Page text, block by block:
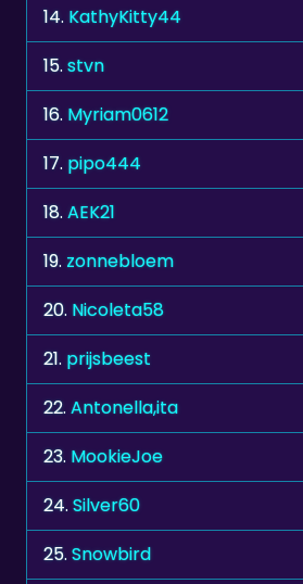
15. stvn
16. Myriam0612
17. pipo444
18. AEK21
19. zonnebloem
20.Nicoleta58
21. prijsbeest
22.Antonella,ita
23. MookieJoe
24.Silver60
25. Snowbird
26. Sergey